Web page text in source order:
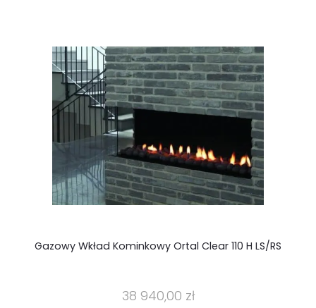
Gazowy Wkład Kominkowy Ortal Clear 110 H LS/RS
38 940,00 zł